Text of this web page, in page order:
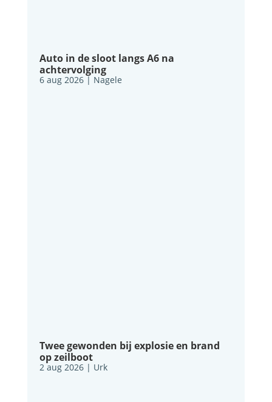
Auto in de sloot langs A6 na
achtervolging
6 aug 2026| Nagele
Twee gewonden bij explosie en brand
op zeilboot
2 aug 2026| Urk